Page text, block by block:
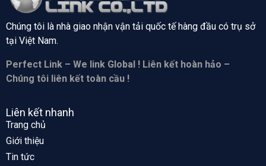
Chúng tôi là nhà giao nhận vận tải quốc tế hàng đầu có trụ sở
tại Việt Nam.
Perfect Link – We link Global ! Liên kết hoàn hảo –
Chúng tôi liên kết toàn cầu !
Liên kết nhanh
Trang chủ
Giới thiệu
Tin tức